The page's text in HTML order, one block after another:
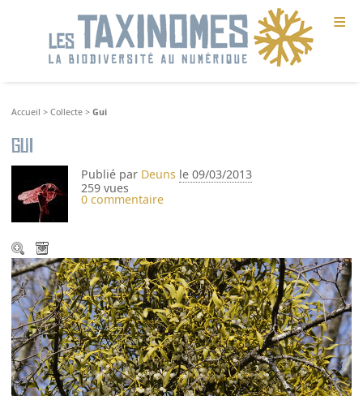
≡
Accueil >Collecte >Gui
Gui
Publié par Deuns le 09/03/2013
259 vues
0 commentaire